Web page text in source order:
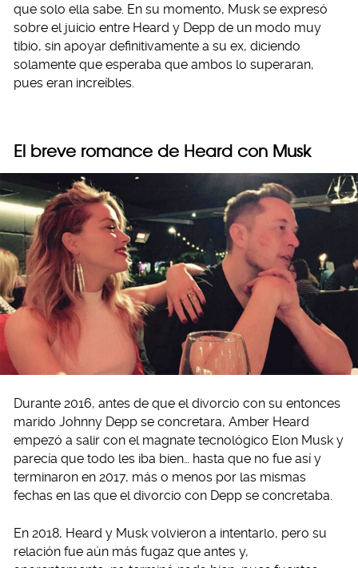
que solo ella sabe. En su momento, Musk se expresó
sobre el juicio entre Heard y Depp de un modo muy
tibio, sin apoyar definitivamente a su ex, diciendo
solamente que esperaba que ambos lo superaran,
pues eran increíbles.
El breve romance de Heard con Musk
Durante 2016, antes de que el divorcio con su entonces
marido Johnny Depp se concretara, Amber Heard
empezó a salir con el magnate tecnológico Elon Musk y
parecía que todo les iba bien… hasta que no fue así y
terminaron en 2017, más o menos por las mismas
fechas en las que el divorcio con Depp se concretaba.
En 2018, Heard y Musk volvieron a intentarlo, pero su
relación fue aún más fugaz que antes y,